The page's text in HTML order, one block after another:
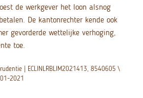
de werkgever het loon alsnog
De kantonrechter kende ook
gevorderde wettelijke verhoging,
toe.
| ECLINLRBLIM2021413, 8540605 \
2021